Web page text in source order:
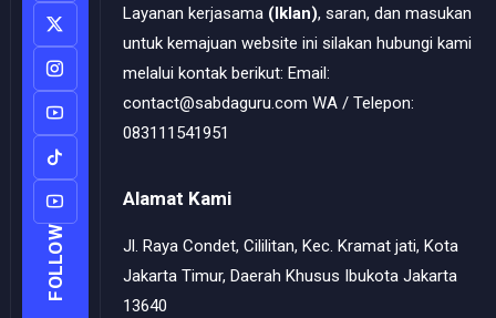
FOLLOW
Layanan kerjasama (Iklan), saran, dan masukan
untuk kemajuan website ini silakan hubungi kami
melalui kontak berikut: Email:
contact@sabdaguru.com WA / Telepon:
083111541951
Alamat Kami
Jl. Raya Condet, Cililitan, Kec. Kramat jati, Kota
Jakarta Timur, Daerah Khusus Ibukota Jakarta
13640